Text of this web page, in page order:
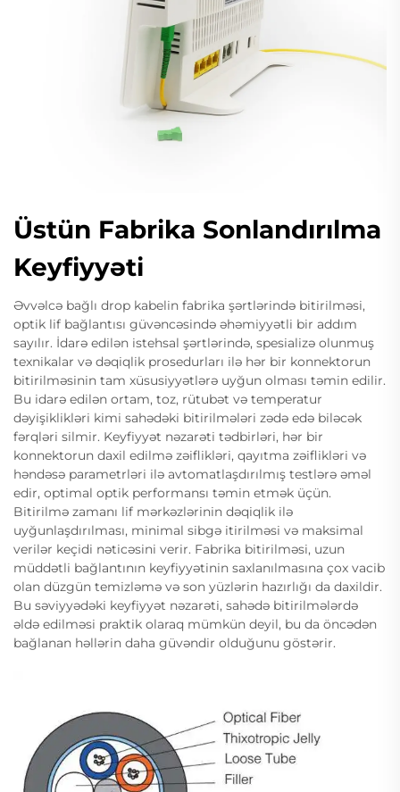
Üstün Fabrika Sonlandırılma
Keyfiyyəti
Əvvəlcə bağlı drop kabelin fabrika şərtlərində bitirilməsi,
optik lif bağlantısı güvəncəsində əhəmiyyətli bir addım
sayılır. İdarə edilən istehsal şərtlərində, spesializə olunmuş
texnikalar və dəqiqlik prosedurları ilə hər bir konnektorun
bitirilməsinin tam xüsusiyyətlərə uyğun olması təmin edilir.
Bu idarə edilən ortam, toz, rütubət və temperatur
dəyişiklikləri kimi sahədəki bitirilmələri zədə edə biləcək
fərqləri silmir. Keyfiyyət nəzarəti tədbirləri, hər bir
konnektorun daxil edilmə zəiflikləri, qayıtma zəiflikləri və
həndəsə parametrləri ilə avtomatlaşdırılmış testlərə əməl
edir, optimal optik performansı təmin etmək üçün.
Bitirilmə zamanı lif mərkəzlərinin dəqiqlik ilə
uyğunlaşdırılması, minimal sibgə itirilməsi və maksimal
verilər keçidi nəticəsini verir. Fabrika bitirilməsi, uzun
müddətli bağlantının keyfiyyətinin saxlanılmasına çox vacib
olan düzgün temizləmə və son yüzlərin hazırlığı da daxildir.
Bu səviyyədəki keyfiyyət nəzarəti, sahədə bitirilmələrdə
əldə edilməsi praktik olaraq mümkün deyil, bu da öncədən
bağlanan həllərin daha güvəndir olduğunu göstərir.